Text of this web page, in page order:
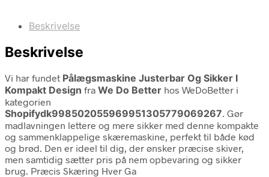
Beskrivelse
Beskrivelse
Vi har fundet Pålægsmaskine Justerbar Og Sikker I
Kompakt Design fra We Do Better hos WeDoBetter i
kategorien
Shopifydk998502055969951305779069267. Gør
madlavningen lettere og mere sikker med denne kompakte
og sammenklappelige skæremaskine, perfekt til både kød
og brød. Den er ideel til dig, der ønsker præcise skiver,
men samtidig sætter pris på nem opbevaring og sikker
brug. Præcis Skæring Hver Ga